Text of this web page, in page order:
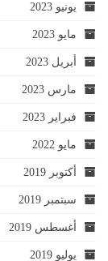
يونيو 2023
مايو 2023
أبريل 2023
مارس 2023
فبراير 2023
مايو 2022
أكتوبر 2019
سبتمبر 2019
أغسطس 2019
يوليو 2019